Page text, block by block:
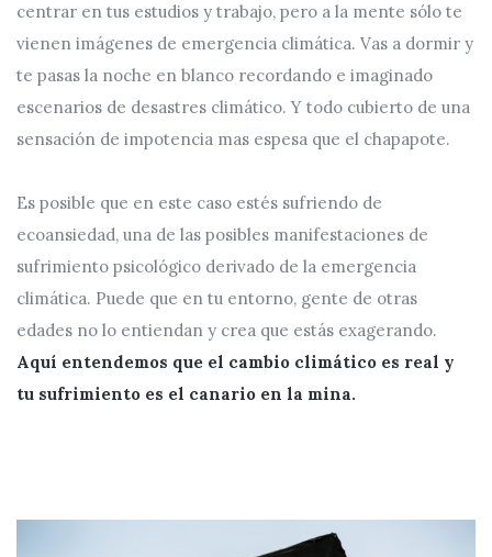
centrar en tus estudios y trabajo, pero a la mente sólo te
vienen imágenes de emergencia climática. Vas a dormir y
te pasas la noche en blanco recordando e imaginado
escenarios de desastres climático. Y todo cubierto de una
sensación de impotencia mas espesa que el chapapote.
Es posible que en este caso estés sufriendo de
ecoansiedad, una de las posibles manifestaciones de
sufrimiento psicológico derivado de la emergencia
climática. Puede que en tu entorno, gente de otras
edades no lo entiendan y crea que estás exagerando.
Aquí entendemos que el cambio climático es real y
tu sufrimiento es el canario en la mina.